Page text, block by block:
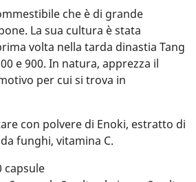
che è di grande
La sua cultura è stata
volta nella tarda dinastia Tang
e 900. In natura, apprezza il
per cui si trova in
con polvere di Enoki, estratto di
funghi, vitamina C.
capsule